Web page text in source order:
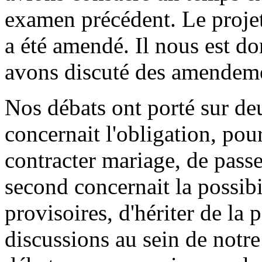
examen précédent. Le
a été amendé. Il nous est
avons discuté des
Nos débats ont porté sur
concernait l'obligation,
contracter mariage, de
second concernait la
provisoires, d'hériter de la
discussions au sein de